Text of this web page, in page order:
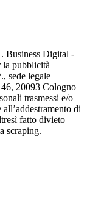
Business Digital -
la pubblicità
sede legale
20093 Cologno
trasmessi e/o
di
fatto divieto
scraping.